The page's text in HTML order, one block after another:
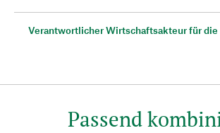
Verantwortlicher Wirtschaftsakteur für die
Passend